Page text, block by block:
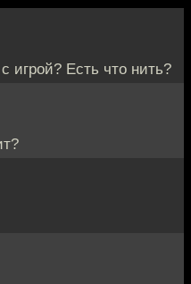
игрой? Есть что нить?